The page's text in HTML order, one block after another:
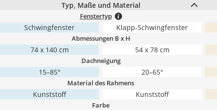
Typ, Maße und Material
Fenstertyp
Schwingfenster Klapp-Schwingfenster
Abmessungen B x H
74 x 140 cm 54 x 78 cm
Dachneigung
15–85° 20–65°
Material des Rahmens
Kunststoff Kunststoff
Farbe